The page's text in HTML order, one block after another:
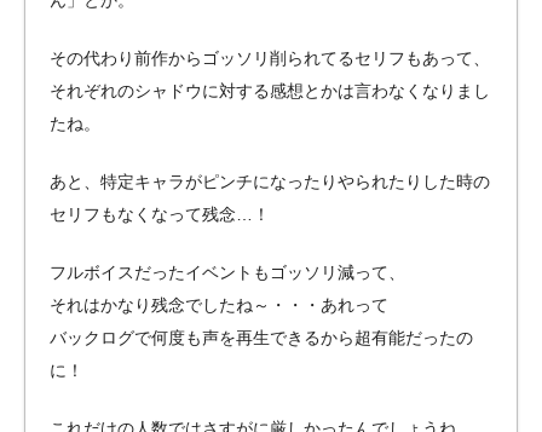
その代わり前作からゴッソリ削られてるセリフもあって、
それぞれのシャドウに対する感想とかは言わなくなりまし
たね。
あと、特定キャラがピンチになったりやられたりした時の
セリフもなくなって残念…！
フルボイスだったイベントもゴッソリ減って、
それはかなり残念でしたね～・・・あれって
バックログで何度も声を再生できるから超有能だったの
に！